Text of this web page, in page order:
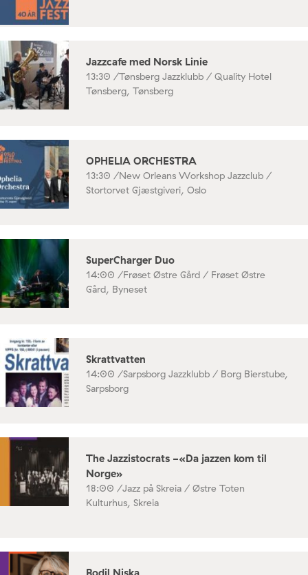
Jazzcafe med Norsk Linie
13:30 /Tønsberg Jazzklubb / Quality Hotel
Tønsberg, Tønsberg
OPHELIA ORCHESTRA
13:30 /New Orleans Workshop Jazzclub /
Stortorvet Gjæstgiveri, Oslo
SuperCharger Duo
14:00 /Frøset Østre Gård / Frøset Østre
Gård, Byneset
Skrattvatten
14:00 /Sarpsborg Jazzklubb / Borg Bierstube,
Sarpsborg
The Jazzistocrats -«Da jazzen kom til
Norge»
18:00 /Jazz på Skreia / Østre Toten
Kulturhus, Skreia